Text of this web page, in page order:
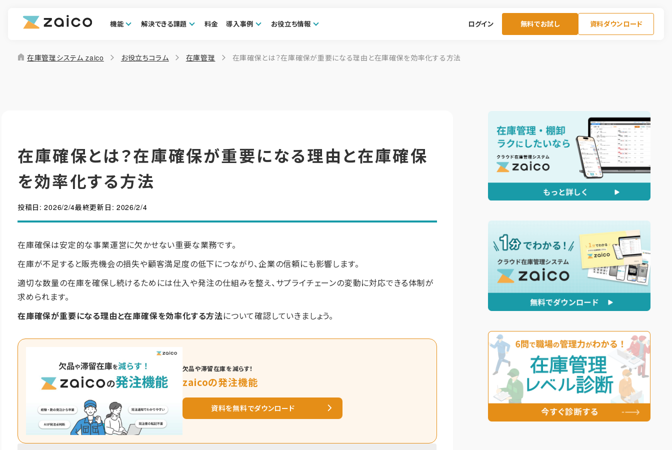
機能 解決できる課題 料金 導入事例 お役立ち情報 ログイン 無料でお試し 資料ダウンロード
home 在庫管理システム zaico お役立ちコラム 在庫管理 在庫確保とは？在庫確保が重要になる理由と在庫確保を効率化する方法
在庫確保とは？在庫確保が重要になる理由と在庫確保
を効率化する方法
投稿日:2026/2/4最終更新日: 2026/2/4
在庫確保は安定的な事業運営に欠かせない重要な業務です。
在庫が不足すると販売機会の損失や顧客満足度の低下につながり、企業の信頼にも影響します。
適切な数量の在庫を確保し続けるためには仕入や発注の仕組みを整え、サプライチェーンの変動に対応できる体制が
求められます。
在庫確保が重要になる理由と在庫確保を効率化する方法について確認していきましょう。
欠品や滞留在庫を減らす！
zaicoの発注機能
資料を無料でダウンロード